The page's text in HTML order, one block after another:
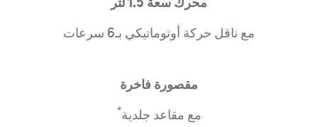
مع ناقل حركة أوتوماتيكي بـ6 سرعات
مقصورة فاخرة
مع مقاعد جلدية*